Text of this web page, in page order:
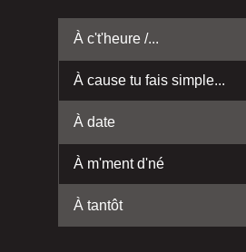
À c't'heure /...
À cause tu fais simple...
À date
À m'ment d'né
À tantôt